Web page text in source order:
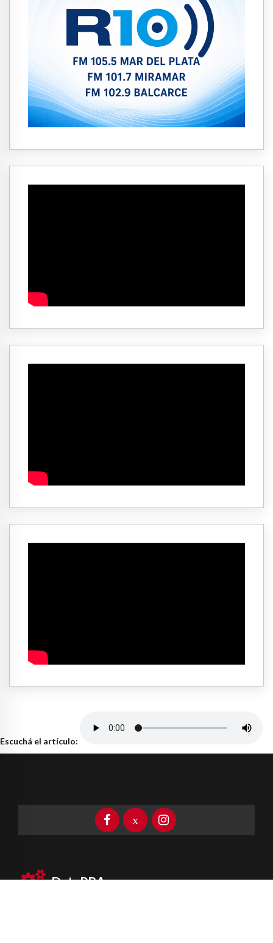
Escuchá el artículo:
DataPBA